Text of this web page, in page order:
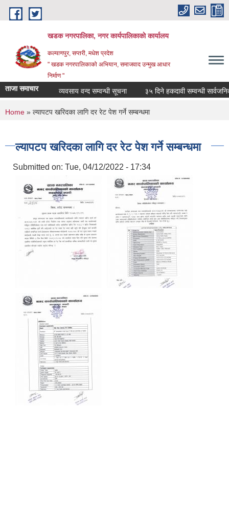
Skip to main content
खडक नगरपालिका, नगर कार्यपालिकाकाे कार्यालय
कल्याणपुर, सप्तरी, मधेश प्रदेश
" खडक नगरपालिकाको अभियान, समाजवाद उन्मुख आधार
निर्माण "
ताजा समाचार व्यवसाय वन्द सम्वन्धी सूचना ३५ दिने हकदावी सम्वन्धी सार्वजनिक
You are here
Home » ल्यापटप खरिदका लागि दर रेट पेश गर्ने सम्बन्धमा
ल्यापटप खरिदका लागि दर रेट पेश गर्ने सम्बन्धमा
Submitted on: Tue, 04/12/2022 - 17:34